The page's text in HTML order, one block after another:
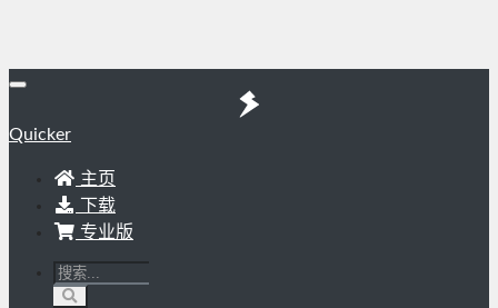
Quicker
主页
下载
专业版